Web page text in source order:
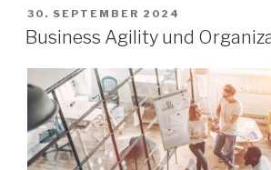
VERÖFFENTLICHT
AM
30. SEPTEMBER 2024
Business Agility und